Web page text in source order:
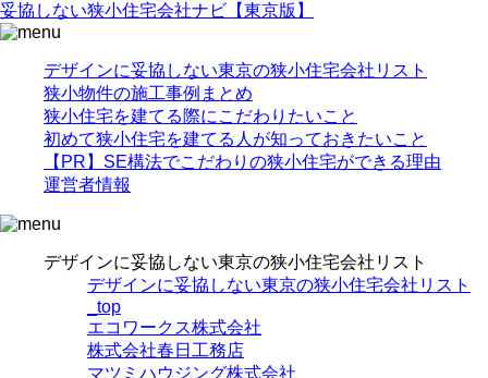
妥協 しない狭小住宅会社ナビ 【東京版】
デザインに妥協しない東京の狭小住宅会社リスト
狭小物件の施工事例まとめ
狭小住宅を建てる際にこだわりたいこと
初めて狭小住宅を建てる人が知っておきたいこと
【PR】SE構法でこだわりの狭小住宅ができる理由
運営者情報
デザインに妥協しない東京の狭小住宅会社リスト
デザインに妥協しない東京の狭小住宅会社リスト
_top
エコワークス株式会社
株式会社春日工務店
マツミハウジング株式会社